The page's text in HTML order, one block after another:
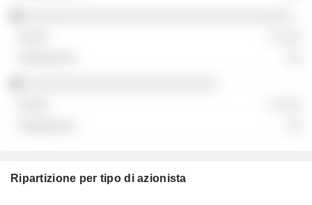
Ripartizione per tipo di azionista